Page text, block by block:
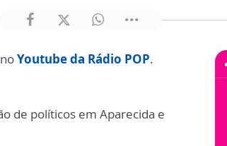
Youtube da Rádio POP.
de políticos em Aparecida e